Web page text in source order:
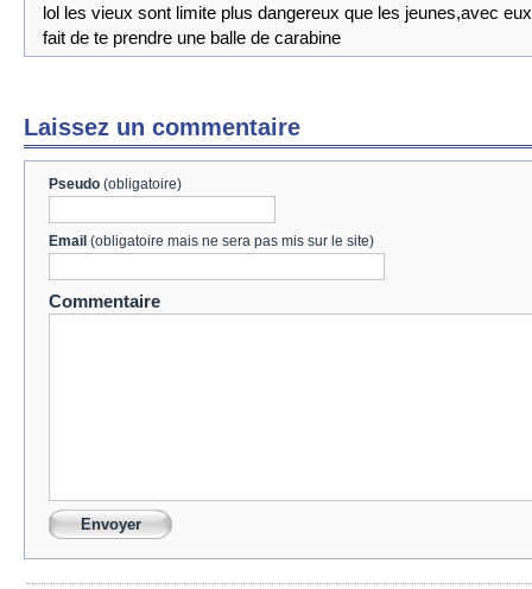
lol les vieux sont limite plus dangereux que les jeunes,avec eux
fait de te prendre une balle de carabine
Laissez un commentaire
Pseudo (obligatoire)
Email (obligatoire mais ne sera pas mis sur le site)
Commentaire